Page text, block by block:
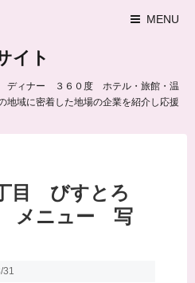
MENU
イト
ィナー ３６０度 ホテル・旅館・温
地域に密着した地場の企業を紹介し応援
目 びすとろ
メニュー 写